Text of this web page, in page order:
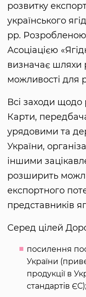
розвитку
українського
рр.
Асоціацією
визначає шляхи
можливості для
Всі заходи щодо
Карти,
урядовими та
України,
іншими
розширить
експортного
представників
Серед цілей
посилення
України
продукції в
стандартів ЄС);